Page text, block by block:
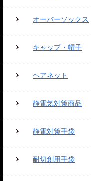
オーバーソックス
キャップ・帽子
ヘアネット
静電気対策商品
静電対策手袋
耐切創用手袋